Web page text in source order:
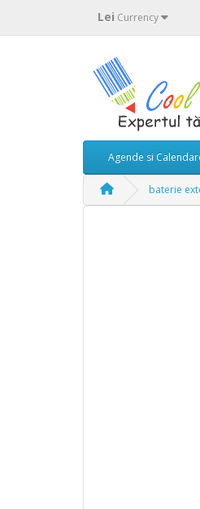
Lei Currency
Agende si
baterie